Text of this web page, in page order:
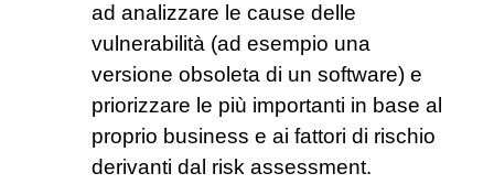
ad analizzare le cause delle
vulnerabilità (ad esempio una
versione obsoleta di un software) e
priorizzare le più importanti in base al
proprio business e ai fattori di rischio
derivanti dal risk assessment.